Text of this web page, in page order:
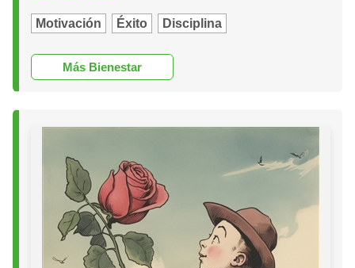
Motivación Éxito Disciplina
Más Bienestar